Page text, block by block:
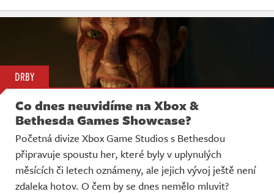
DRBY
Co dnes neuvidíme na Xbox &
Bethesda Games Showcase?
Početná divize Xbox Game Studios s Bethesdou
připravuje spoustu her, které byly v uplynulých
měsících či letech oznámeny, ale jejich vývoj ještě není
zdaleka hotov. O čem by se dnes nemělo mluvit?